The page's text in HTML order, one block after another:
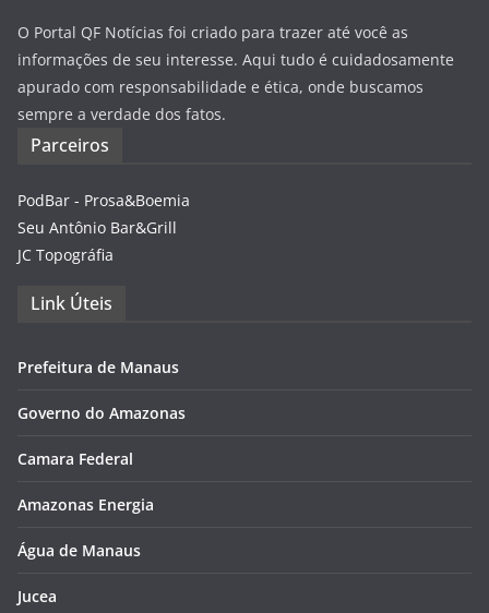
O Portal QF Notícias foi criado para trazer até você as
informações de seu interesse. Aqui tudo é cuidadosamente
apurado com responsabilidade e ética, onde buscamos
sempre a verdade dos fatos.
Parceiros
PodBar - Prosa&Boemia
Seu Antônio Bar&Grill
JC Topográfia
Link Úteis
Prefeitura de Manaus
Governo do Amazonas
Camara Federal
Amazonas Energia
Água de Manaus
Jucea